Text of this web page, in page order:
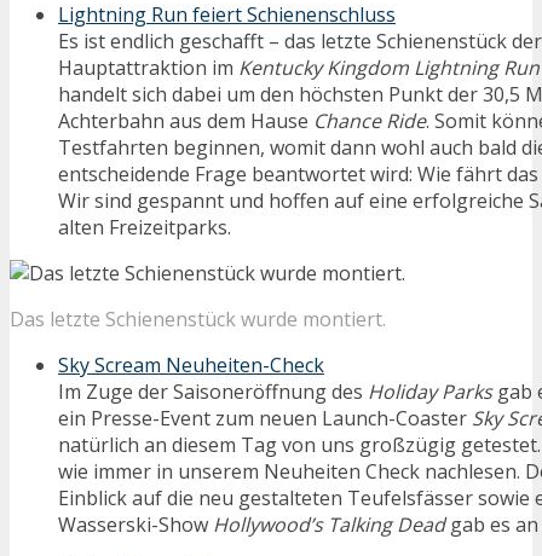
Lightning Run feiert Schienenschluss
Es ist endlich geschafft – das letzte Schienenstück
Hauptattraktion im Kentucky Kingdom Lightning Run
handelt sich dabei um den höchsten Punkt der 30,5
Achterbahn aus dem Hause Chance Ride. Somit
Testfahrten beginnen, womit dann wohl auch bald
entscheidende Frage beantwortet wird: Wie fährt
Wir sind gespannt und hoffen auf eine erfolgreiche
alten Freizeitparks.
Das letzte Schienenstück wurde montiert.
Sky Scream Neuheiten-Check
Im Zuge der Saisoneröffnung des Holiday Parksgab
ein Presse-Event zum neuen Launch-Coaster Sky
natürlich an diesem Tag von uns großzügig
wie immer in unserem Neuheiten Check nachlesen.
Einblick auf die neu gestalteten Teufelsfässer sowie
Wasserski-Show Hollywood’s Talking Deadgab es an